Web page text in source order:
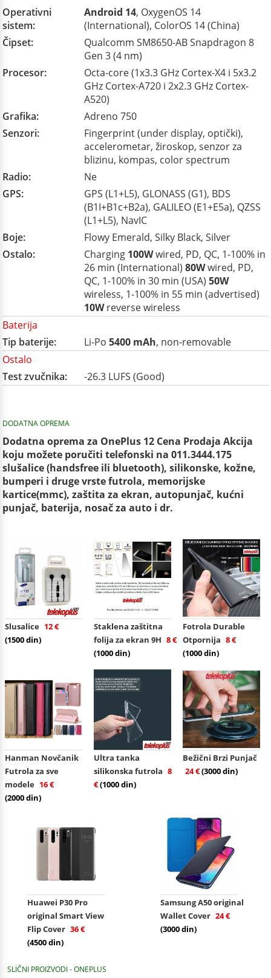
Operativni
sistem:
Android 14, OxygenOS 14
(International), ColorOS 14 (China)
Čipset:
Qualcomm SM8650-AB Snapdragon 8
Gen 3 (4 nm)
Procesor:
Octa-core (1x3.3 GHz Cortex-X4 i 5x3.2
GHz Cortex-A720 i 2x2.3 GHz Cortex-
A520)
Grafika:
Adreno 750
Senzori:
Fingerprint (under display, optički),
accelerometar, žiroskop, senzor za
blizinu, kompas, color spectrum
Radio:
Ne
GPS:
GPS (L1+L5), GLONASS (G1), BDS
(B1I+B1c+B2a), GALILEO (E1+E5a), QZSS
(L1+L5), NavIC
Boje:
Flowy Emerald, Silky Black, Silver
Ostalo:
Charging 100Wwired, PD, QC, 1-100% in
26 min (International) 80Wwired, PD,
QC, 1-100% in 30 min (USA) 50W
wireless, 1-100% in 55 min (advertised)
10Wreverse wireless
Baterija
Tip baterije:
Li-Po 5400 mAh, non-removable
Ostalo
Test zvučnika:
-26.3 LUFS (Good)
DODATNA OPREMA
Dodatna oprema za OnePlus 12 Cena Prodaja Akcija
koju možete poručiti telefonski na 011.3444.175
slušalice (handsfree ili bluetooth), silikonske, kožne,
bumperi i druge vrste futrola, memorijske
kartice(mmc), zaštita za ekran, autopunjač, kućni
punjač, baterija, nosač za auto i dr.
Slusalice 12 €
(1500 din)
Staklena zaštitna
folija za ekran 9H 8 €
(1000 din)
Fotrola Durable
Otpornija 8 €
(1000 din)
Hanman Novčanik
Futrola za sve
modele 16 €
(2000 din)
Ultra tanka
silikonska futrola 8
€(1000 din)
Bežični Brzi Punjač
24 €(3000 din)
Huawei P30 Pro
original Smart View
Flip Cover 36 €
(4500 din)
Samsung A50 original
Wallet Cover 24 €
(3000 din)
SLIČNI PROIZVODI - ONEPLUS